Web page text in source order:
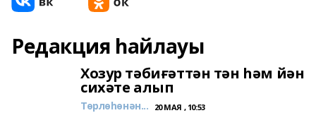
Редакция һайлауы
Хозур тәбиғәттән тән һәм йән
сихәте алып
Төрлөһөнән... 20 МАЯ , 10:53